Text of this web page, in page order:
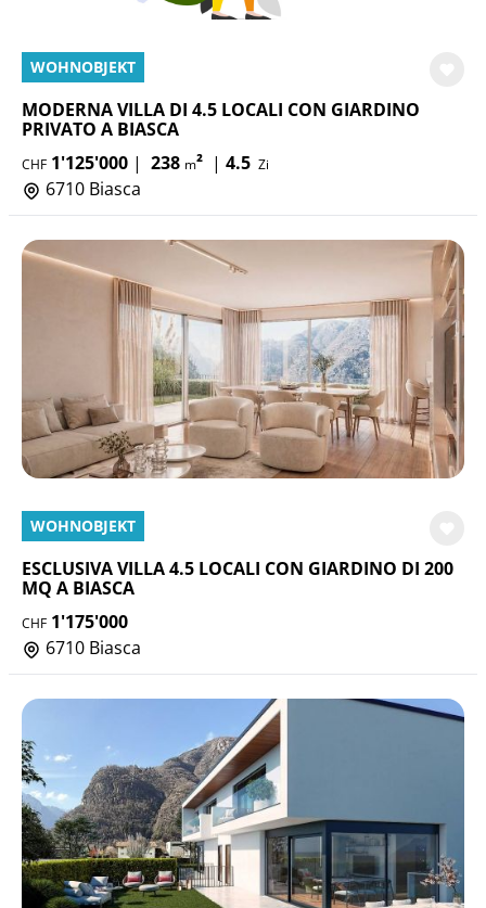
WOHNOBJEKT
MODERNA VILLA DI 4.5 LOCALI CON GIARDINO
PRIVATO A BIASCA
CHF 1'125'000 | 238 m² | 4.5 Zi
6710 Biasca
WOHNOBJEKT
ESCLUSIVA VILLA 4.5 LOCALI CON GIARDINO DI 200
MQ A BIASCA
CHF 1'175'000
6710 Biasca